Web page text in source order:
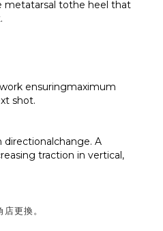
metatarsal tothe heel that
ensuringmaximum
shot.
directionalchange. A
traction in vertical,
更換。